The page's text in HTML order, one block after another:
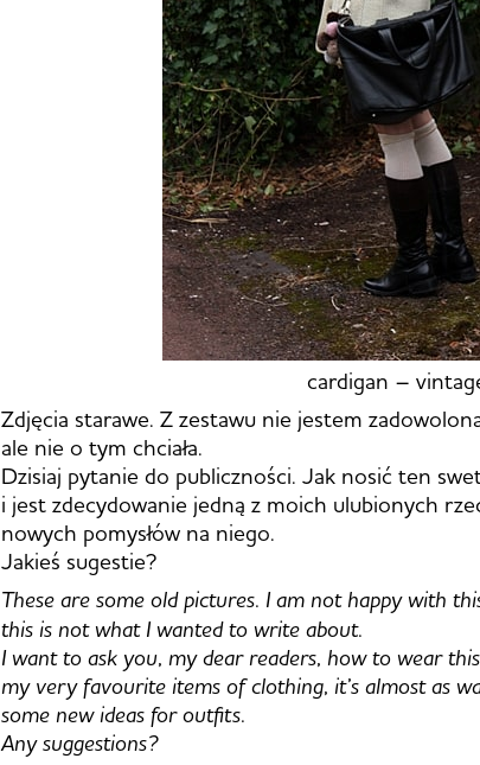
cardigan –
Zdjęcia starawe. Z zestawu nie jestem
ale nie o tym chciała.
Dzisiaj pytanie do publiczności. Jak nosić ten
i jest zdecydowanie jedną z moich ulubionych
nowych pomysłów na niego.
Jakieś sugestie?
These are some old pictures. I am not happy with
this is not what I wanted to write about.
I want to ask you, my dear readers, how to wear
my very favourite items of clothing, it’s almost as
some new ideas for outfits.
Any suggestions?